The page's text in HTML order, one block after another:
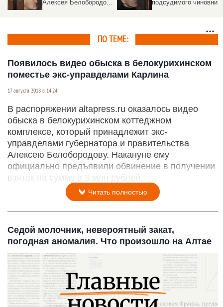
подсудимого чиновника
Белобородова
ПО ТЕМЕ:
Появилось видео обыска в белокурихинском
поместье экс-управделами Карлина
17 августа 2018 в 14:24
В распоряжении altapress.ru оказалось видео
обыска в белокурихинском коттеджном
комплексе, который принадлежит экс-
управделами губернатора и правительства
Алексею Белобородову. Накануне ему
официально предъявили обвинение в получении
взяток на сумму в 3 млн рублей.
Читать полностью
Седой молочник, невероятный закат,
погодная аномалия. Что произошло на Алтае